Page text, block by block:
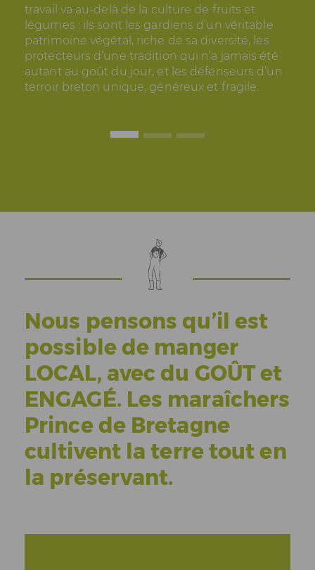
travail va au-delà de la culture de fruits et
légumes : ils sont les gardiens d’un véritable
patrimoine végétal, riche de sa diversité, les
protecteurs d’une tradition qui n’a jamais été
autant au goût du jour, et les défenseurs d’un
terroir breton unique, généreux et fragile.
Nous pensons qu’il est
possible de manger
LOCAL, avec du GOÛTet
ENGAGÉ. Les maraîchers
Prince de Bretagne
cultivent la terre tout en
la préservant.